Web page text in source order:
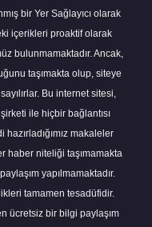
bir Yer Sağlayıcı olarak
içerikleri proaktif olarak
bulunmamaktadır. Ancak,
taşımakta olup, siteye
Bu internet sitesi,
ile hiçbir bağlantısı
makaleler
haber niteliği taşımamakta
yapılmamaktadır.
tamamen tesadüfidir.
ücretsiz bir bilgi paylaşım